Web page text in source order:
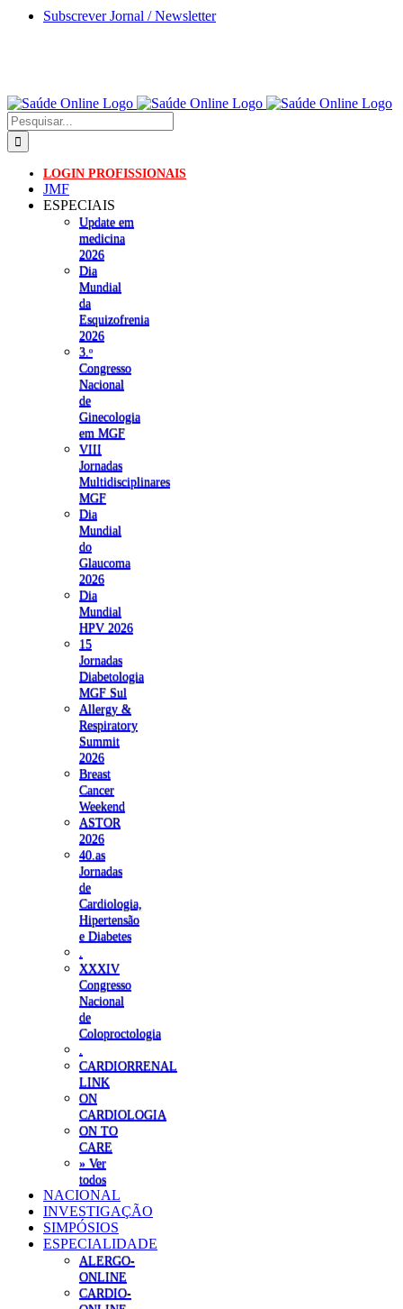
Skip
Subscrever Jornal / Newsletter
Pesquisar
LOGIN PROFISSIONAIS
JMF
ESPECIAIS
Update em
medicina
2026
Dia
Mundial
da
Esquizofrenia
2026
3.ᵒ
Congresso
Nacional
de
Ginecologia
em MGF
VIII
Jornadas
Multidisciplinares
MGF
Dia
Mundial
do
Glaucoma
2026
Dia
Mundial
HPV 2026
15
Jornadas
Diabetologia
MGF Sul
Allergy &
Respiratory
Summit
2026
Breast
Cancer
Weekend
ASTOR
2026
40.as
Jornadas
de
Cardiologia,
Hipertensão
e Diabetes
XXXIV
Congresso
Nacional
de
Coloproctologia
CARDIORRENAL
LINK
ON
CARDIOLOGIA
ON TO
CARE
» Ver
todos
NACIONAL
INVESTIGAÇÃO
SIMPÓSIOS
ESPECIALIDADE
ALERGO-
ONLINE
CARDIO-